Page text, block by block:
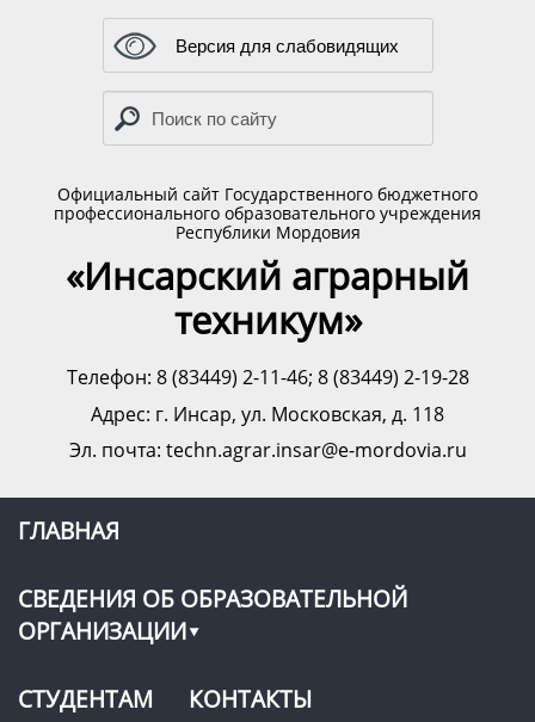
Версия для слабовидящих
Официальный сайт Государственного бюджетного
профессионального образовательного учреждения
Республики Мордовия
«Инсарский аграрный
техникум»
Телефон: 8 (83449) 2-11-46; 8 (83449) 2-19-28
Адрес: г. Инсар, ул. Московская, д. 118
Эл. почта: techn.agrar.insar@e-mordovia.ru
ГЛАВНАЯ
СВЕДЕНИЯ ОБ ОБРАЗОВАТЕЛЬНОЙ
ОРГАНИЗАЦИИ
СТУДЕНТАМ КОНТАКТЫ